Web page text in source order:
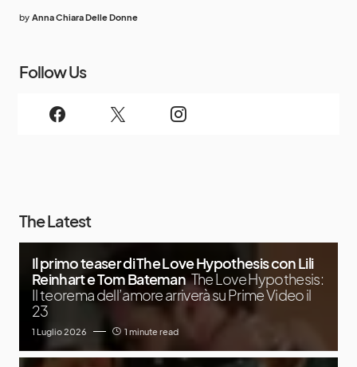
by Anna Chiara Delle Donne
Follow Us
The Latest
Il primo teaser di The Love Hypothesis con Lili
Reinhart e Tom Bateman The Love Hypothesis:
Il teorema dell’amore arriverà su Prime Video il
23
1 Luglio 2026 1 minute read